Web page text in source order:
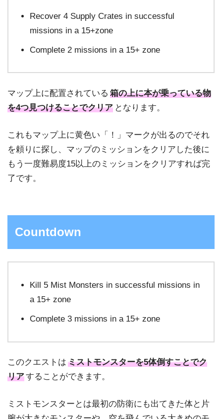
Recover 4 Supply Crates in successful
missions in a 15+zone
Complete 2 missions in a 15+ zone
マップ上に配置されている 箱の上に本が乗っている物
を4つ見つけることでクリア となります。
これもマップ上に黄色い「！」マークが出るのでそれ
を頼りに探し、マップのミッションをクリアした後に
もう一度難易度15以上のミッションをクリアすれば完
了です。
Countdown
Kill 5 Mist Monsters in successful missions in
a 15+ zone
Complete 3 missions in a 15+ zone
このクエストは ミストモンスターを5体倒すことでク
リアすることができます。
ミストモンスターとは最初の防衛にも出てきた体と片